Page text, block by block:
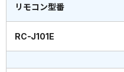
リモコン型番
RC-J101E